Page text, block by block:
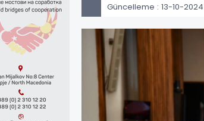
Güncelleme : 13-10-